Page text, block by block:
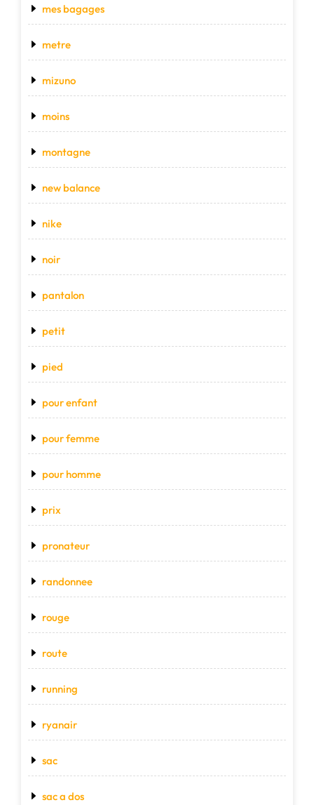
mes bagages
metre
mizuno
moins
montagne
new balance
nike
noir
pantalon
petit
pied
pour enfant
pour femme
pour homme
prix
pronateur
randonnee
rouge
route
running
ryanair
sac
sac a dos